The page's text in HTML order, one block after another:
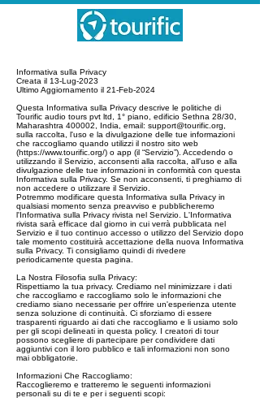
Informativa sulla Privacy
Creata il 13-Lug-2023
Ultimo Aggiornamento il 21-Feb-2024
Questa Informativa sulla Privacy descrive le politiche di
Tourific audio tours pvt ltd, 1° piano, edificio Sethna 28/30,
Maharashtra 400002, India, email: support@tourific.org
sulla raccolta, l'uso e la divulgazione delle tue informazioni
che raccogliamo quando utilizzi il nostro sito web
(https://www.tourific.org/) o app (il “Servizio”). Accedendo o
utilizzando il Servizio, acconsenti alla raccolta, all'uso e alla
divulgazione delle tue informazioni in conformità con questa
Informativa sulla Privacy. Se non acconsenti, ti preghiamo di
non accedere o utilizzare il Servizio.
Potremmo modificare questa Informativa sulla Privacy in
qualsiasi momento senza preavviso e pubblicheremo
l'Informativa sulla Privacy rivista nel Servizio. L'Informativa
rivista sarà efficace dal giorno in cui verrà pubblicata nel
Servizio e il tuo continuo accesso o utilizzo del Servizio dopo
tale momento costituirà accettazione della nuova Informativa
sulla Privacy. Ti consigliamo quindi di rivedere
periodicamente questa pagina.
La Nostra Filosofia sulla Privacy:
Rispettiamo la tua privacy. Crediamo nel minimizzare i dati
che raccogliamo e raccogliamo solo le informazioni che
crediamo siano necessarie per offrire un'esperienza utente
senza soluzione di continuità. Ci sforziamo di essere
trasparenti riguardo ai dati che raccogliamo e li usiamo solo
per gli scopi delineati in questa policy. I creatori di tour
possono scegliere di partecipare per condividere dati
aggiuntivi con il loro pubblico e tali informazioni non sono
mai obbligatorie.
Informazioni Che Raccogliamo:
Raccoglieremo e tratteremo le seguenti informazioni
personali su di te e per i seguenti scopi: